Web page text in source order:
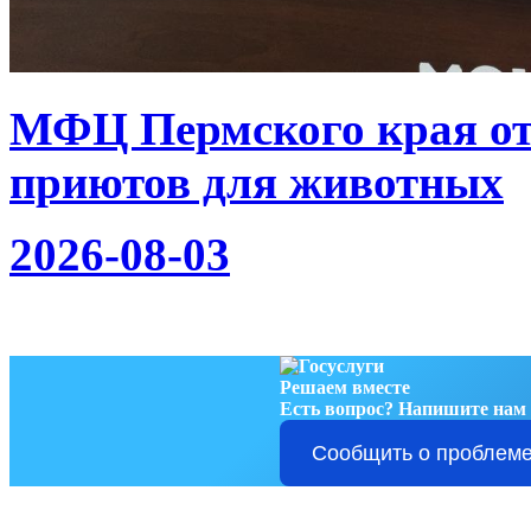
МФЦ Пермского края
приютов для животных
2026-08-03
Решаем вместе
Есть вопрос? Напишите нам
Сообщить о